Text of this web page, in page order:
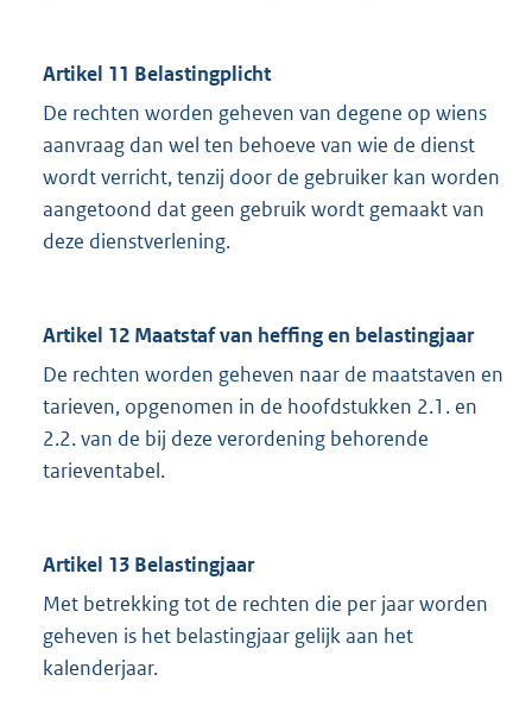
Artikel 11 Belastingplicht
De rechten worden geheven van degene op wiens
aanvraag dan wel ten behoeve van wie de dienst
wordt verricht, tenzij door de gebruiker kan worden
aangetoond dat geen gebruik wordt gemaakt van
deze dienstverlening.
Artikel 12 Maatstaf van heffing en belastingjaar
De rechten worden geheven naar de maatstaven en
tarieven, opgenomen in de hoofdstukken 2.1. en
2.2. van de bij deze verordening behorende
tarieventabel.
Artikel 13 Belastingjaar
Met betrekking tot de rechten die per jaar worden
geheven is het belastingjaar gelijk aan het
kalenderjaar.